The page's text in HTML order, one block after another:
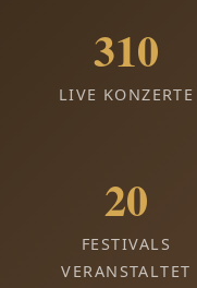
311
LIVE KONZERTE
21
FESTIVALS
VERANSTALTET